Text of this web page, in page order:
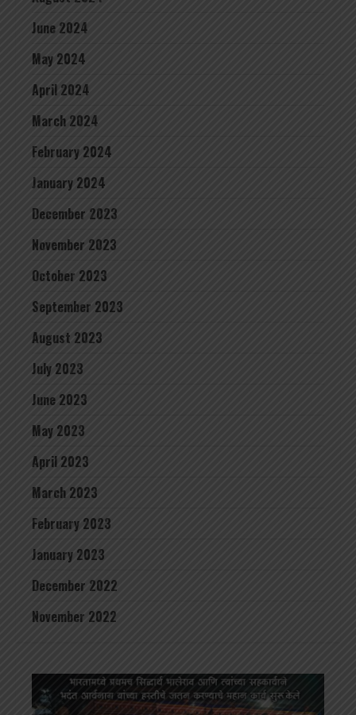
June 2024
May 2024
April 2024
March 2024
February 2024
January 2024
December 2023
November 2023
October 2023
September 2023
August 2023
July 2023
June 2023
May 2023
April 2023
March 2023
February 2023
January 2023
December 2022
November 2022